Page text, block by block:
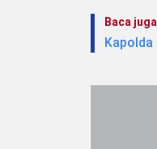
Baca juga